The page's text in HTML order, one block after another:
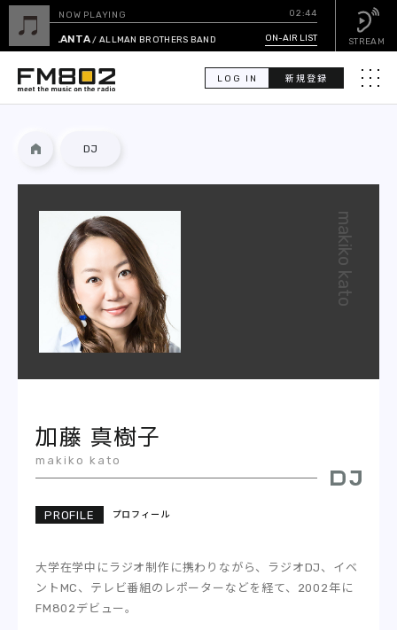
LOG IN 新規登録 メニ
GUEST CALENDAR
ON-AIR LIST
EVENT CALENDAR
PODCAST
FAQ
ONLINESHOP
NOW PLAYING 02:44
HOT 'LANTA/ ALLMAN BROTHERS BAND ON-AIR LIST STREAM
DJ
makiko kato
加藤 真樹子
makiko kato
プロフィール
大学在学中にラジオ制作に携わりながら、ラジオDJ、イベ
ントMC、テレビ番組のレポーターなどを経て、2002年に
FM802デビュー。